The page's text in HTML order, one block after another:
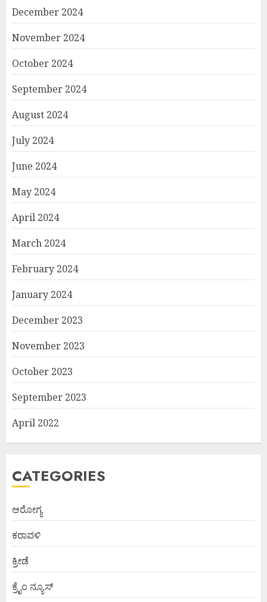
December 2024
November 2024
October 2024
September 2024
August 2024
July 2024
June 2024
May 2024
April 2024
March 2024
February 2024
January 2024
December 2023
November 2023
October 2023
September 2023
April 2022
CATEGORIES
ಆರೋಗ್ಯ
ಕರಾವಳಿ
ಕ್ರೀಡೆ
ಕ್ರೈಂ ನ್ಯೂಸ್